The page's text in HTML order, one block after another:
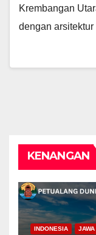
Krembangan
dengan
KENANGAN
INDONESIA